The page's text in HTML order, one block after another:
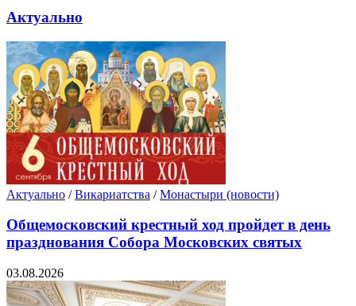
Актуально
Актуально /Викариатства /Монастыри (новости)
Общемосковский крестный ход пройдет в день
празднования Собора Московских святых
03.08.2026